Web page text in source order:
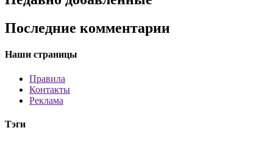
Последние комментарии
Наши страницы
Правила
Контакты
Реклама
Тэги